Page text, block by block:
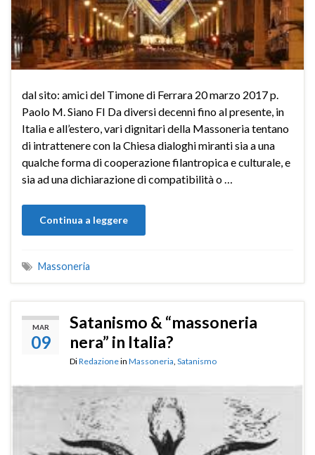
dal sito: amici del Timone di Ferrara 20 marzo 2017 p.
Paolo M. Siano FI Da diversi decenni fino al presente, in
Italia e all’estero, vari dignitari della Massoneria tentano
di intrattenere con la Chiesa dialoghi miranti sia a una
qualche forma di cooperazione filantropica e culturale, e
sia ad una dichiarazione di compatibilità o …
Continua a leggere
Massoneria
MAR
09
Satanismo & “massoneria
nera” in Italia?
DiRedazionein Massoneria, Satanismo